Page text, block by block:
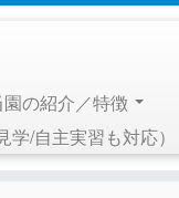
当園の紹介／特徴
学/自主実習も対応）